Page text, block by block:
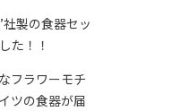
製の食器セッ
た！！
ラワーモチ
ツの食器が届